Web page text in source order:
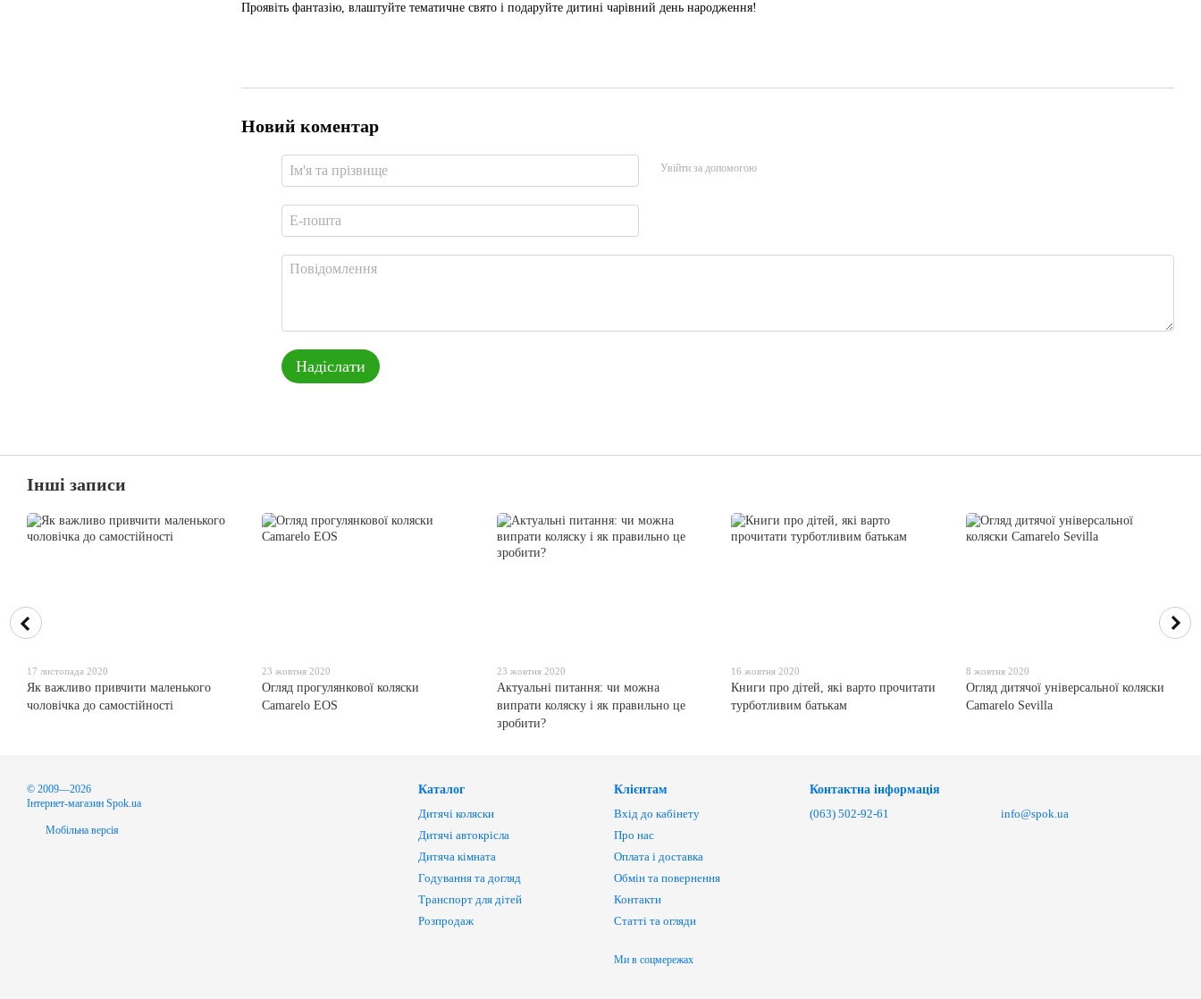
Проявіть фантазію, влаштуйте тематичне свято і подаруйте дитині чарівний день народження!
Новий коментар
Увійти за допомогою
Надіслати
Інші записи
17 листопада 2020
Як важливо привчити маленького
чоловічка до самостійності
23 жовтня 2020
Огляд прогулянкової коляски
Camarelo EOS
23 жовтня 2020
Актуальні питання: чи можна
випрати коляску і як правильно це
зробити?
16 жовтня 2020
Книги про дітей, які варто прочитати
турботливим батькам
8 жовтня 2020
Огляд дитячої універсальної коляски
Camarelo Sevilla
© 2009—2026
Інтернет-магазин Spok.ua
Мобільна версія
Каталог
Дитячі коляски
Дитячі автокрісла
Дитяча кімната
Годування та догляд
Транспорт для дітей
Розпродаж
Клієнтам
Вхід до кабінету
Про нас
Оплата і доставка
Обмін та повернення
Контакти
Статті та огляди
Ми в соцмережах
Контактна інформація
(063) 502-92-61
info@spok.ua